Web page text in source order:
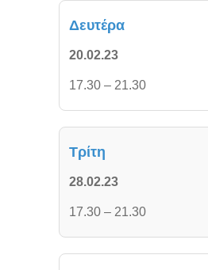
Δευτέρα
20.02.23
17.30 – 21.30
Τρίτη
28.02.23
17.30 – 21.30